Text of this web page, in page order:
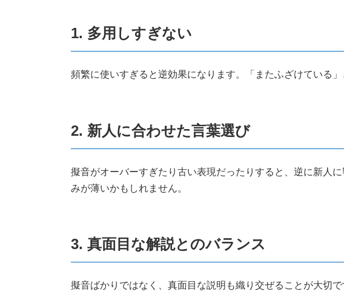
1. 多用しすぎない
頻繁に使いすぎると逆効果になります。「またふざけている
2. 新人に合わせた言葉選び
擬音がオーバーすぎたり古い表現だったりすると、逆に新人
みが薄いかもしれません。
3. 真面目な解説とのバランス
擬音ばかりではなく、真面目な説明も織り交ぜることが大切